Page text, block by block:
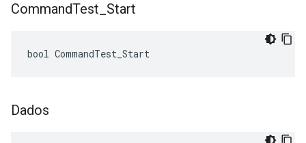
CommandTest Start
bool CommandTest_Start
Dados